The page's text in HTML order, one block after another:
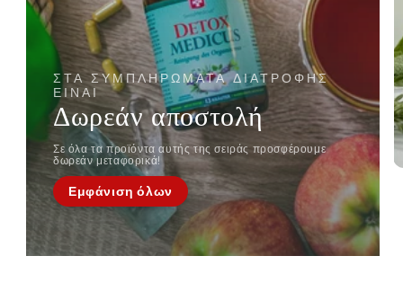
ΣΤΑ ΣΥΜΠΛΗΡΏΜΑΤΑ ΔΙΑΤΡΟΦΉΣ
ΕΊΝΑΙ
Δωρεάν αποστολή
Σε όλα τα προϊόντα αυτής της σειράς προσφέρουμε
δωρεάν μεταφορικά!
Εμφάνιση όλων